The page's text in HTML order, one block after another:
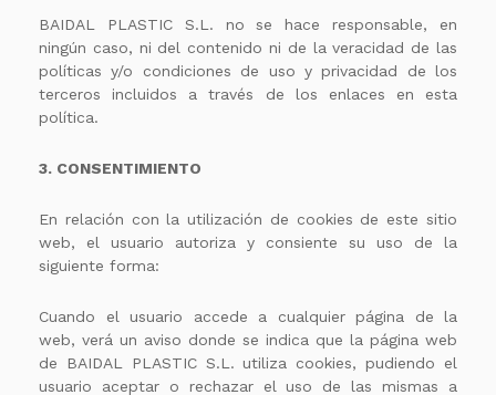
BAIDAL PLASTIC S.L. no se hace responsable, en
ningún caso, ni del contenido ni de la veracidad de las
políticas y/o condiciones de uso y privacidad de los
terceros incluidos a través de los enlaces en esta
política.
3. CONSENTIMIENTO
En relación con la utilización de cookies de este sitio
web, el usuario autoriza y consiente su uso de la
siguiente forma:
Cuando el usuario accede a cualquier página de la
web, verá un aviso donde se indica que la página web
de BAIDAL PLASTIC S.L. utiliza cookies, pudiendo el
usuario aceptar o rechazar el uso de las mismas a